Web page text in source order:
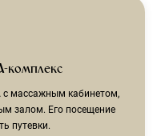
с массажным кабинетом,
залом. Его посещение
путевки.